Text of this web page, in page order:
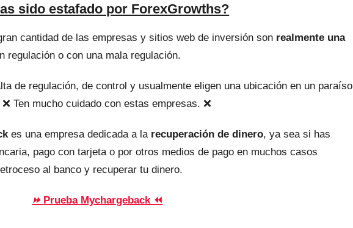
sido estafado por ForexGrowths?
cantidad de las empresas y sitios web de inversión son realmente una
regulación o con una mala regulación.
de regulación, de control y usualmente eligen una ubicación en un paraíso
Ten mucho cuidado con estas empresas. ❌
es una empresa dedicada a la recuperación de dinero, ya sea si has
pago con tarjeta o por otros medios de pago en muchos casos
al banco y recuperar tu dinero.
⏩ Prueba Mychargeback ⏪